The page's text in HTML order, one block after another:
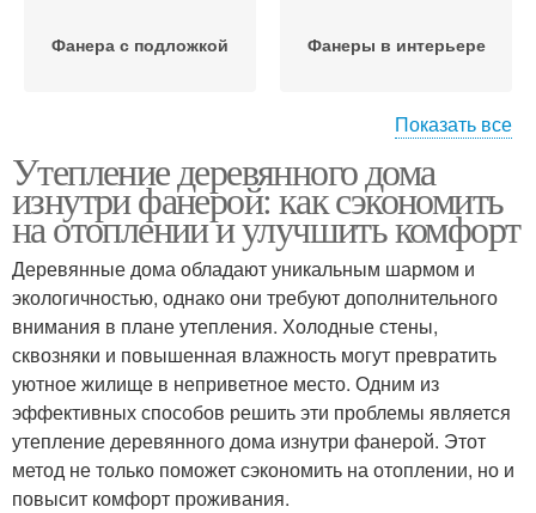
Фанера с подложкой Фанеры в интерьере
Идеи с фанерой
Показать все
Утепление деревянного дома
изнутри фанерой: как сэкономить
на отоплении и улучшить комфорт
Деревянные дома обладают уникальным шармом и
экологичностью, однако они требуют дополнительного
внимания в плане утепления. Холодные стены,
сквозняки и повышенная влажность могут превратить
уютное жилище в неприветное место. Одним из
эффективных способов решить эти проблемы является
утепление деревянного дома изнутри фанерой. Этот
метод не только поможет сэкономить на отоплении, но и
повысит комфорт проживания.